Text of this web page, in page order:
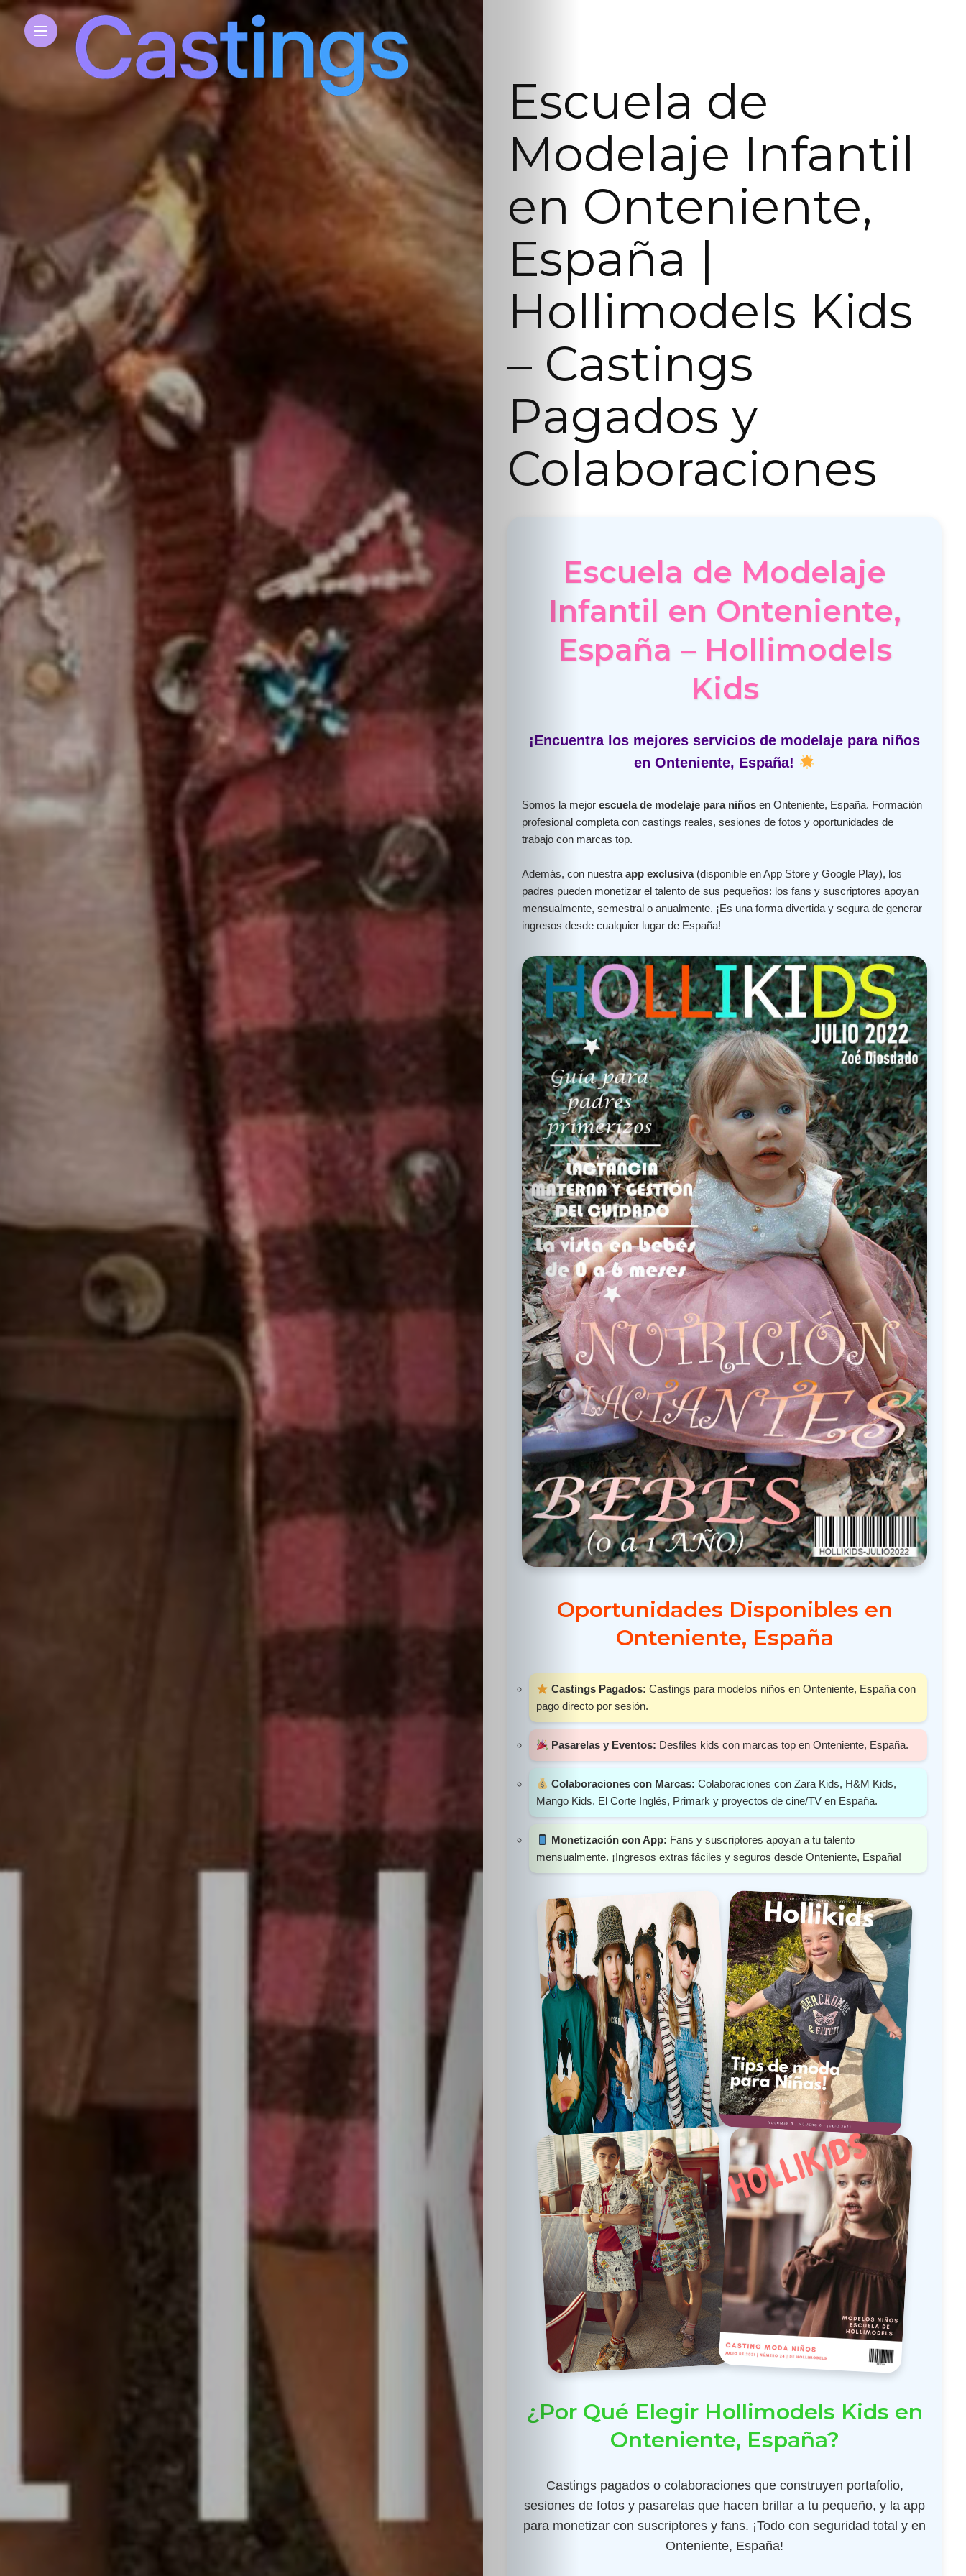
Inicio
Casting
Bershka
Casting
SHEIN
Casting
Casting
HolliKids
Contacto
Search
Escuela de
Modelaje Infantil
en Onteniente,
España |
Hollimodels Kids
– Castings
Pagados y
Colaboraciones
Escuela de Modelaje
Infantil en Onteniente,
España – Hollimodels
Kids
¡Encuentra los mejores servicios de modelaje para niños
en Onteniente, España!
Somos la mejor escuela de modelaje para niñosen Onteniente, España. Formación
profesional completa con castings reales, sesiones de fotos y oportunidades de
trabajo con marcas top.
Además, con nuestra app exclusiva(disponible en App Store y Google Play), los
padres pueden monetizar el talento de sus pequeños: los fans y suscriptores apoyan
mensualmente, semestral o anualmente. ¡Es una forma divertida y segura de generar
ingresos desde cualquier lugar de España!
Oportunidades Disponibles en
Onteniente, España
Castings Pagados: Castings para modelos niños en Onteniente, España con
pago directo por sesión.
Pasarelas y Eventos: Desfiles kids con marcas top en Onteniente, España.
Colaboraciones con Marcas: Colaboraciones con Zara Kids, H&M Kids,
Mango Kids, El Corte Inglés, Primark y proyectos de cine/TV en España.
Monetización con App: Fans y suscriptores apoyan a tu talento
mensualmente. ¡Ingresos extras fáciles y seguros desde Onteniente, España!
¿Por Qué Elegir Hollimodels Kids en
Onteniente, España?
Castings pagados o colaboraciones que construyen portafolio,
sesiones de fotos y pasarelas que hacen brillar a tu pequeño, y la app
para monetizar con suscriptores y fans. ¡Todo con seguridad total y en
Onteniente, España!